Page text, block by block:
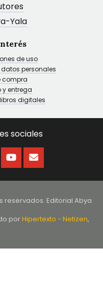
Yala
de uso
personales
compra
y entrega
digitales
sociales
reservados. Editorial Abya
porHipertexto - Netizen,